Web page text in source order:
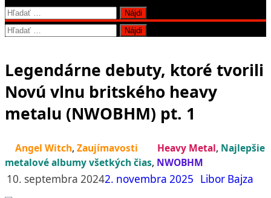
Hľadať:
Hľadať:
Legendárne debuty, ktoré tvorili
Novú vlnu britského heavy
metalu (NWOBHM) pt. 1
Angel Witch, Zaujímavosti Heavy Metal, Najlepšie
metalové albumy všetkých čias, NWOBHM
10. septembra 20242. novembra 2025 Libor Bajza